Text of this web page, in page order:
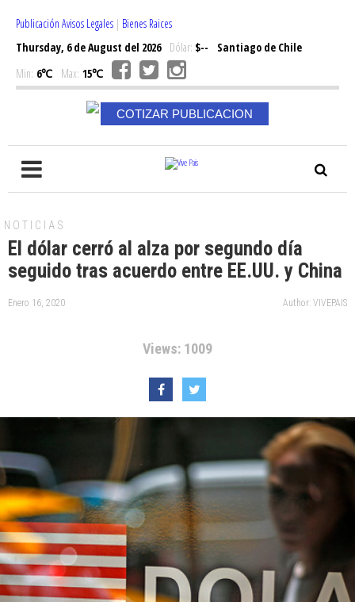
Publicación Avisos Legales | Bienes Raices
Thursday, 6 de August del 2026Dólar: $--
Santiago de Chile
Min: 6℃ Max: 15℃
COTIZAR PUBLICACION
NOTICIAS
El dólar cerró al alza por segundo día
seguido tras acuerdo entre EE.UU. y China
Enero 16, 2020 Author: VIVEPAIS
Views: 1009